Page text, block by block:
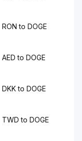
RON to DOGE
AED to DOGE
DKK to DOGE
TWD to DOGE